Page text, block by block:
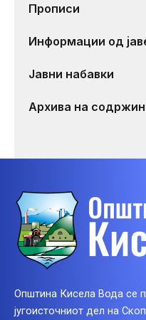
Прописи
Информации од
Јавни набавки
Архива на
Општина Кисела Вода се
југоисточниот дел на